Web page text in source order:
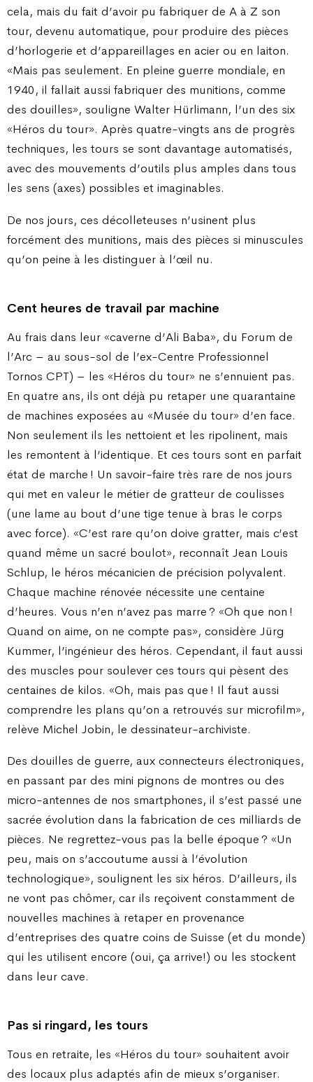
cela, mais du fait d’avoir pu fabriquer de A à Z son
tour, devenu automatique, pour produire des pièces
d’horlogerie et d’appareillages en acier ou en laiton.
«Mais pas seulement. En pleine guerre mondiale, en
1940, il fallait aussi fabriquer des munitions, comme
des douilles», souligne Walter Hürlimann, l’un des six
«Héros du tour». Après quatre-vingts ans de progrès
techniques, les tours se sont davantage automatisés,
avec des mouvements d’outils plus amples dans tous
les sens (axes) possibles et imaginables.
De nos jours, ces décolleteuses n’usinent plus
forcément des munitions, mais des pièces si minuscules
qu’on peine à les distinguer à l’œil nu.
Cent heures de travail par machine
Au frais dans leur «caverne d’Ali Baba», du Forum de
l’Arc – au sous-sol de l’ex-Centre Professionnel
Tornos CPT) – les «Héros du tour» ne s’ennuient pas.
En quatre ans, ils ont déjà pu retaper une quarantaine
de machines exposées au «Musée du tour» d’en face.
Non seulement ils les nettoient et les ripolinent, mais
les remontent à l’identique. Et ces tours sont en parfait
état de marche ! Un savoir-faire très rare de nos jours
qui met en valeur le métier de gratteur de coulisses
(une lame au bout d’une tige tenue à bras le corps
avec force). «C’est rare qu’on doive gratter, mais c’est
quand même un sacré boulot», reconnaît Jean Louis
Schlup, le héros mécanicien de précision polyvalent.
Chaque machine rénovée nécessite une centaine
d’heures. Vous n’en n’avez pas marre ? «Oh que non !
Quand on aime, on ne compte pas», considère Jürg
Kummer, l’ingénieur des héros. Cependant, il faut aussi
des muscles pour soulever ces tours qui pèsent des
centaines de kilos. «Oh, mais pas que ! Il faut aussi
comprendre les plans qu’on a retrouvés sur microfilm»,
relève Michel Jobin, le dessinateur-archiviste.
Des douilles de guerre, aux connecteurs électroniques,
en passant par des mini pignons de montres ou des
micro-antennes de nos smartphones, il s’est passé une
sacrée évolution dans la fabrication de ces milliards de
pièces. Ne regrettez-vous pas la belle époque ? «Un
peu, mais on s’accoutume aussi à l’évolution
technologique», soulignent les six héros. D’ailleurs, ils
ne vont pas chômer, car ils reçoivent constamment de
nouvelles machines à retaper en provenance
d’entreprises des quatre coins de Suisse (et du monde)
qui les utilisent encore (oui, ça arrive!) ou les stockent
dans leur cave.
Pas si ringard, les tours
Tous en retraite, les «Héros du tour» souhaitent avoir
des locaux plus adaptés afin de mieux s’organiser.